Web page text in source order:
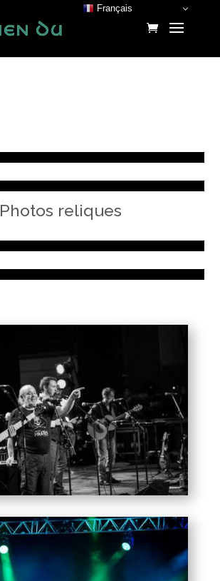
Photos reliques
Français